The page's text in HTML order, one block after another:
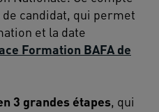
candidat, qui permet
et la date
Formation BAFA de
3 grandes étapes, qui